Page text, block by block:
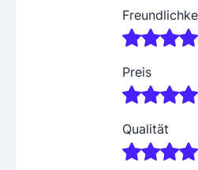
Preis
Qualität